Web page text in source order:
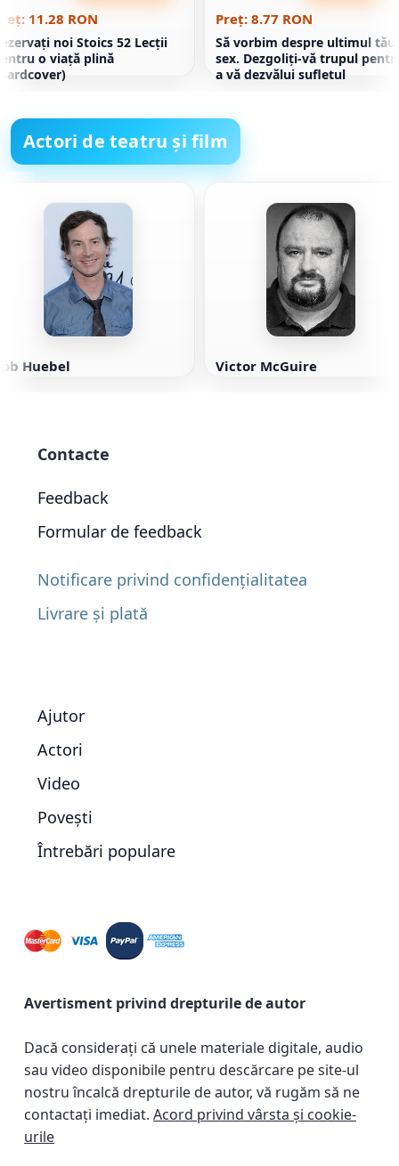
11.28 RON
noi Stoics 52 Lecții
o viață plină
Preț: 8.77 RON
Să vorbim despre ultimul tău
sex. Dezgoliți-vă trupul
a vă dezvălui sufletul
Actori de teatru și film
Huebel Victor McGuire
Contacte
Feedback
Formular de feedback
Notificare privind confidențialitatea
Livrare și plată
Ajutor
Actori
Video
Povești
Întrebări populare
Avertisment privind drepturile de autor
Dacă considerați că unele materiale digitale, audio
sau video disponibile pentru descărcare pe site-ul
nostru încalcă drepturile de autor, vă rugăm să ne
contactați imediat. Acord privind vârsta și cookie-
urile